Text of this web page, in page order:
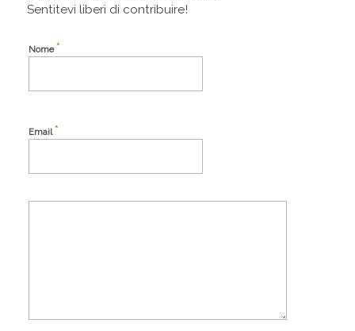
Sentitevi liberi di contribuire!
Nome*
Email*